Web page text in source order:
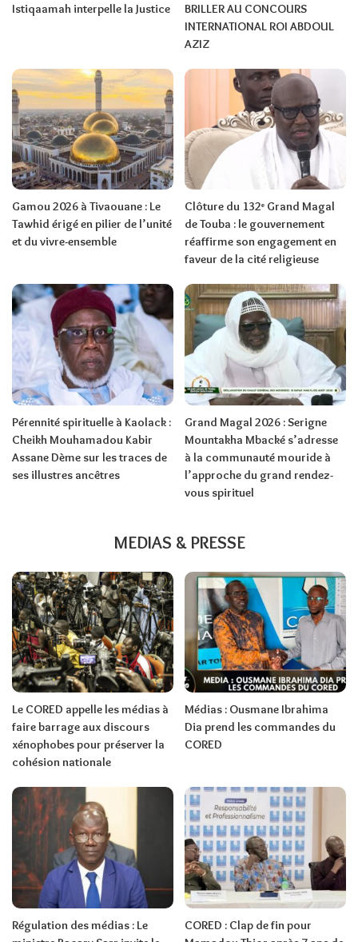
Istiqaamah interpelle la Justice
BRILLER AU CONCOURS
INTERNATIONAL ROI ABDOUL
AZIZ
Gamou 2026 à Tivaouane : Le
Tawhid érigé en pilier de l’unité
et du vivre-ensemble
Clôture du 132ᵉ Grand Magal
de Touba : le gouvernement
réaffirme son engagement en
faveur de la cité religieuse
Pérennité spirituelle à Kaolack :
Cheikh Mouhamadou Kabir
Assane Dème sur les traces de
ses illustres ancêtres
Grand Magal 2026 : Serigne
Mountakha Mbacké s’adresse
à la communauté mouride à
l’approche du grand rendez-
vous spirituel
MEDIAS & PRESSE
Le CORED appelle les médias à
faire barrage aux discours
xénophobes pour préserver la
cohésion nationale
Médias : Ousmane Ibrahima
Dia prend les commandes du
CORED
Régulation des médias : Le
CORED : Clap de fin pour